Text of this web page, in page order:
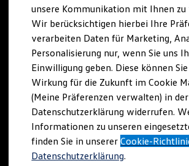
Nutzfahrzeuge
SUV und CUV
Familienautos
Kombis
Kompaktwagen
Sportwagen
Schnell verfügbare Fahrzeuge
Angebote und Produkte
Aktuelle Angebote
E-Auto-Förderung
Volkswagen Marktplatz
Die ENERGY Sondermodelle
Junge Gebrauchtwagen und
Volkswagen Zertifizierte
Elektromobilität bei
unsere Kommunikation mit Ihnen zu
Wir berücksichtigen hierbei Ihre
verarbeiten Daten für Marketing,
Personalisierung nur, wenn Sie uns
Einwilligung geben. Diese können
Wirkung für die Zukunft im Cookie
(Meine Präferenzen verwalten) in der
Datenschutzerklärung widerrufen.
Informationen zu unseren
finden Sie in unsererCookie-
Datenschutzerklärung.